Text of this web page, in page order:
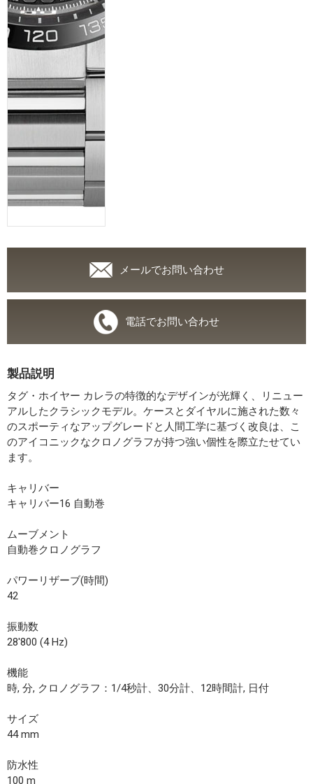
メールでお問い合わせ
電話でお問い合わせ
製品説明
タグ・ホイヤー カレラの特徴的なデザインが光輝く、リニュー
アルしたクラシックモデル。ケースとダイヤルに施された数々
のスポーティなアップグレードと人間工学に基づく改良は、こ
のアイコニックなクロノグラフが持つ強い個性を際立たせてい
ます。
キャリバー
キャリバー16 自動巻
ムーブメント
自動巻クロノグラフ
パワーリザーブ(時間)
42
振動数
28'800 (4 Hz)
機能
時, 分, クロノグラフ：1/4秒計、30分計、12時間計, 日付
サイズ
44 mm
防水性
100 m